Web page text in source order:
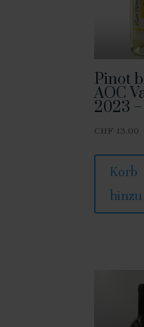
Pinot
AOC
2023
CHF 13.00
Korb